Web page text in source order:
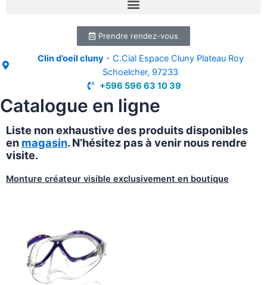
Prendre rendez-vous
Clin d’oeil cluny- C.Cial Espace Cluny Plateau Roy
Schoelcher, 97233
+596 596 63 10 39
Catalogue en ligne
Liste non exhaustive des produits disponibles
en magasin. N’hésitez pas à venir nous rendre
visite.
Monture créateur visible exclusivement en boutique